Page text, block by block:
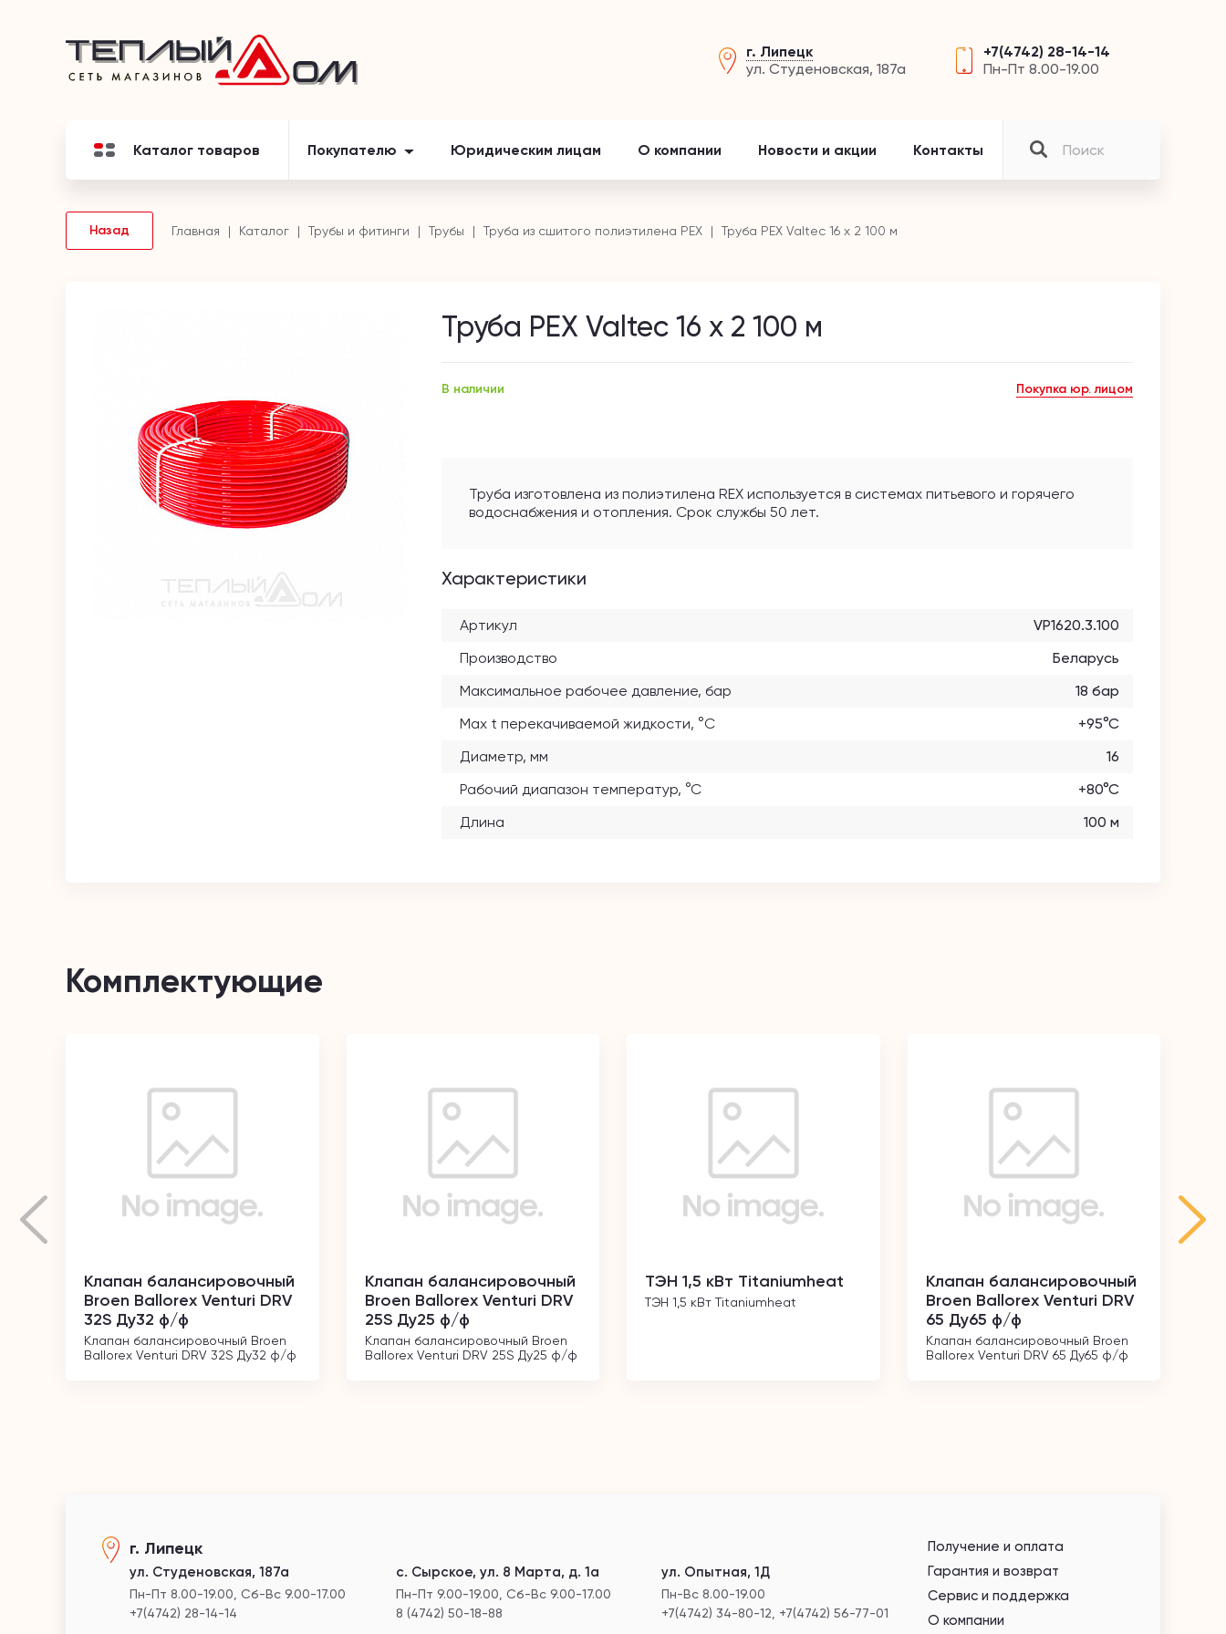
г. Липецк
ул. Студеновская, 187а
+7(4742) 28-14-14
Пн-Пт 8.00-19.00
Каталог товаров Покупателю Юридическим лицам О компании Новости и акции Контакты
Назад Главная Каталог Трубы и фитинги Трубы Труба из сшитого полиэтилена PEX Труба PEX Valtec 16 х 2 100 м
Труба PEX Valtec 16 х 2 100 м
В наличии Покупка юр. лицом
Труба изготовлена из полиэтилена REX используется в системах питьевого и горячего
водоснабжения и отопления. Срок службы 50 лет.
Характеристики
Артикул
VP1620.3.100
Производство
Беларусь
Максимальное рабочее давление, бар
18 бар
Max t перекачиваемой жидкости, °C
+95°С
Диаметр, мм
16
Рабочий диапазон температур, °С
+80°C
Длина
100 м
Комплектующие
Клапан балансировочный
Broen Ballorex Venturi DRV
32S Ду32 ф/ф
Клапан балансировочный Broen
Ballorex Venturi DRV 32S Ду32 ф/ф
Клапан балансировочный
Broen Ballorex Venturi DRV
25S Ду25 ф/ф
Клапан балансировочный Broen
Ballorex Venturi DRV 25S Ду25 ф/ф
ТЭН 1,5 кВт Titaniumheat
ТЭН 1,5 кВт Titaniumheat
Клапан балансировочный
Broen Ballorex Venturi DRV
65 Ду65 ф/ф
Клапан балансировочный Broen
Ballorex Venturi DRV 65 Ду65 ф/ф
г. Липецк
ул. Студеновская, 187а
Пн-Пт 8.00-19.00, Сб-Вс 9.00-17.00
+7(4742) 28-14-14
с. Сырское, ул. 8 Марта, д. 1а
Пн-Пт 9.00-19.00, Сб-Вс 9.00-17.00
8 (4742) 50-18-88
ул. Опытная, 1Д
Пн-Вс 8.00-19.00
+7(4742) 34-80-12, +7(4742) 56-77-01
Получение и оплата
Гарантия и возврат
Сервис и поддержка
О компании